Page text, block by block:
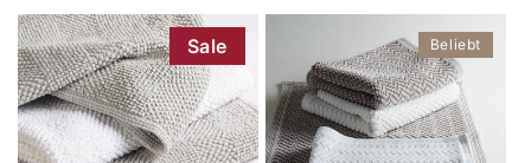
Sale Beliebt